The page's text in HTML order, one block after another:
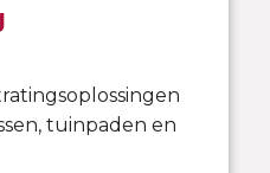
tuinpaden en